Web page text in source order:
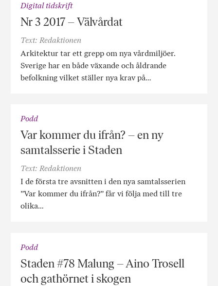
Digital tidskrift
Nr 3 2017 – Välvårdat
Text: Redaktionen
Arkitektur tar ett grepp om nya vårdmiljöer.
Sverige har en både växande och åldrande
befolkning vilket ställer nya krav på…
Podd
Var kommer du ifrån? – en ny
samtalsserie i Staden
Text: Redaktionen
I de första tre avsnitten i den nya samtalsserien
”Var kommer du ifrån?” får vi följa med till tre
olika…
Podd
Staden #78 Malung – Aino Trosell
och gathörnet i skogen